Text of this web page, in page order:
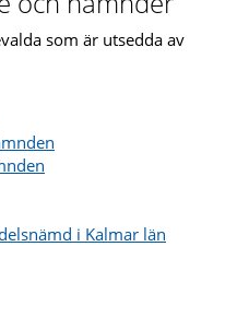
som är utsedda av
i Kalmar län